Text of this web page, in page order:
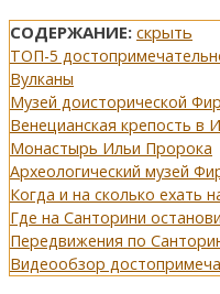
СОДЕРЖАНИЕ: скрыть
ТОП-5
Вулканы
Музей доисторической
Венецианская крепость в
Монастырь Ильи Пророка
Археологический музей
Когда и на сколько ехать
Где на Санторини
Передвижения по
Видеообзор